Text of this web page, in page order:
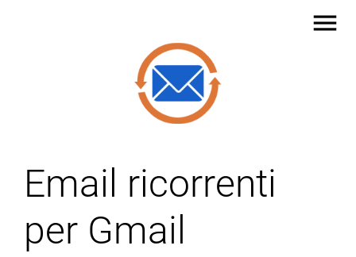
menu
Email ricorrenti
per Gmail